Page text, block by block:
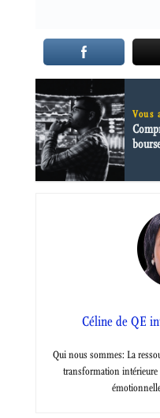
Vous
Céline de QE
Qui nous sommes: La
transformation intérieure